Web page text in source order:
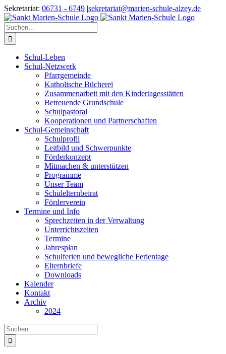
Zum
Inhalt
springen
Sekretariat: 06731 - 6749 |sekretariat@marien-schule-alzey.de
Suche
nach:
Schul-Leben
Schul-Netzwerk
Pfarrgemeinde
Katholische Bücherei
Zusammenarbeit mit den Kindertagesstätten
Betreuende Grundschule
Schulpastoral
Kooperationen und Partnerschaften
Schul-Gemeinschaft
Schulprofil
Leitbild und Schwerpunkte
Förderkonzept
Mitmachen & unterstützen
Programme
Unser Team
Schulelternbeirat
Förderverein
Termine und Info
Sprechzeiten in der Verwaltung
Unterrichtszeiten
Termine
Jahresplan
Schulferien und bewegliche Ferientage
Elternbriefe
Downloads
Kalender
Kontakt
Archiv
2024
Suche
nach: